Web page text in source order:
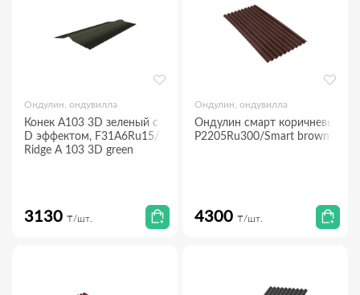
Ондулин, ондувилла
Конек А103 3D зеленый с 3
D эффектом, F31A6Ru15/
Ridge A 103 3D green
3130 ₸/шт.
Ондулин, ондувилла
Ондулин смарт коричневый
P2205Ru300/Smart brown
4300 ₸/шт.